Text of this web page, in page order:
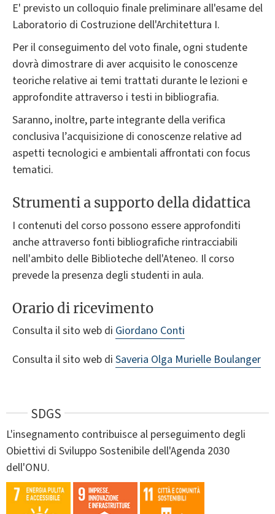
E' previsto un colloquio finale preliminare all'esame del
Laboratorio di Costruzione dell'Architettura I.
Per il conseguimento del voto finale, ogni studente
dovrà dimostrare di aver acquisito le conoscenze
teoriche relative ai temi trattati durante le lezioni e
approfondite attraverso i testi in bibliografia.
Saranno, inoltre, parte integrante della verifica
conclusiva l’acquisizione di conoscenze relative ad
aspetti tecnologici e ambientali affrontati con focus
tematici.
Strumenti a supporto della didattica
I contenuti del corso possono essere approfonditi
anche attraverso fonti bibliografiche rintracciabili
nell'ambito delle Biblioteche dell'Ateneo. Il corso
prevede la presenza degli studenti in aula.
Orario di ricevimento
Consulta il sito web di Giordano Conti
Consulta il sito web di Saveria Olga Murielle Boulanger
SDGS
L'insegnamento contribuisce al perseguimento degli
Obiettivi di Sviluppo Sostenibile dell'Agenda 2030
dell'ONU.